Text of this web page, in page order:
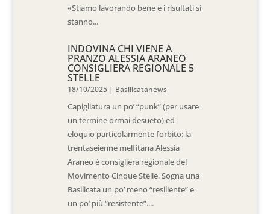
«Stiamo lavorando bene e i risultati si
stanno...
INDOVINA CHI VIENE A
PRANZO ALESSIA ARANEO
CONSIGLIERA REGIONALE 5
STELLE
18/10/2025 | Basilicatanews
Capigliatura un po’ “punk” (per usare
un termine ormai desueto) ed
eloquio particolarmente forbito: la
trentaseienne melfitana Alessia
Araneo è consigliera regionale del
Movimento Cinque Stelle. Sogna una
Basilicata un po’ meno “resiliente” e
un po’ più “resistente”....